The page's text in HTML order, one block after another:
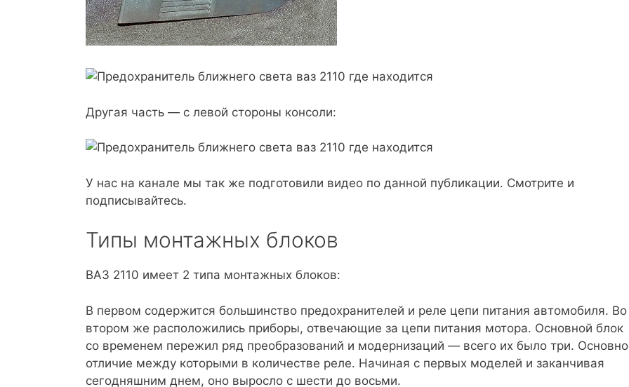
Другая часть — с левой стороны консоли:
У нас на канале мы так же подготовили видео по данной публикации. Смотрите и
подписывайтесь.
Типы монтажных блоков
ВАЗ 2110 имеет 2 типа монтажных блоков:
В первом содержится большинство предохранителей и реле цепи питания автомобиля. Во
втором же расположились приборы, отвечающие за цепи питания мотора. Основной блок
со временем пережил ряд преобразований и модернизаций — всего их было три.
отличие между которыми в количестве реле. Начиная с первых моделей и заканчивая
сегодняшним днем, оно выросло с шести до восьми.